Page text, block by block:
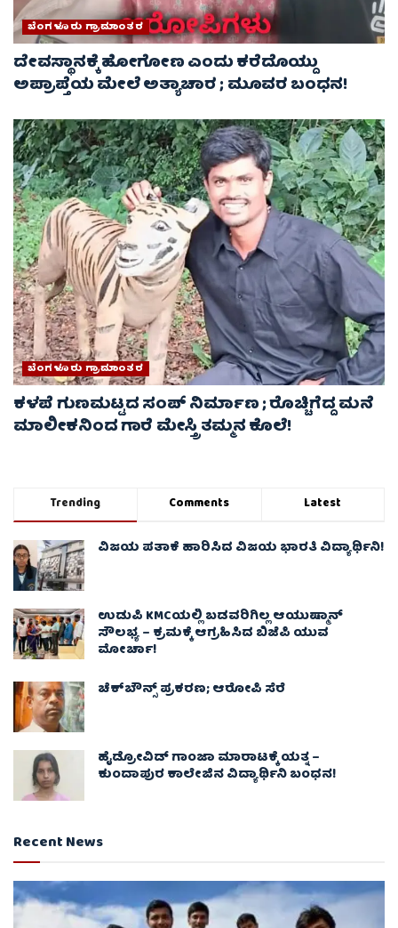
ಬೆಂಗಳೂರು ಗ್ರಾಮಾಂತರ
ದೇವಸ್ಥಾನಕ್ಕೆ ಹೋಗೋಣ ಎಂದು ಕರೆದೊಯ್ದು
ಅಪ್ರಾಪ್ತೆಯ ಮೇಲೆ ಅತ್ಯಾಚಾರ ; ಮೂವರ ಬಂಧನ!
ಬೆಂಗಳೂರು ಗ್ರಾಮಾಂತರ
ಕಳಪೆ ಗುಣಮಟ್ಟದ ಸಂಪ್ ನಿರ್ಮಾಣ ; ರೊಚ್ಚಿಗೆದ್ದ ಮನೆ
ಮಾಲೀಕನಿಂದ ಗಾರೆ ಮೇಸ್ತ್ರಿ ತಮ್ಮನ ಕೊಲೆ!
Trending Comments Latest
ವಿಜಯ ಪತಾಕೆ ಹಾರಿಸಿದ ವಿಜಯ ಭಾರತಿ ವಿದ್ಯಾರ್ಥಿನಿ!
ಉಡುಪಿ KMCಯಲ್ಲಿ ಬಡವರಿಗಿಲ್ಲ ಆಯುಷ್ಮಾನ್
ಸೌಲಭ್ಯ – ಕ್ರಮಕ್ಕೆ ಆಗ್ರಹಿಸಿದ ಬಿಜೆಪಿ ಯುವ
ಮೋರ್ಚಾ!
ಚೆಕ್​ಬೌನ್ಸ್​ ಪ್ರಕರಣ; ಆರೋಪಿ ಸೆರೆ
ಹೈಡ್ರೋವಿಡ್ ಗಾಂಜಾ ಮಾರಾಟಕ್ಕೆ ಯತ್ನ –
ಕುಂದಾಪುರ ಕಾಲೇಜಿನ ವಿದ್ಯಾರ್ಥಿನಿ ಬಂಧನ!
Recent News